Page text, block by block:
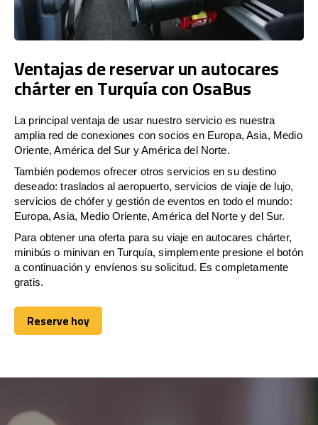
Ventajas de reservar un autocares
chárter en Turquía con OsaBus
La principal ventaja de usar nuestro servicio es nuestra
amplia red de conexiones con socios en Europa, Asia, Medio
Oriente, América del Sur y América del Norte.
También podemos ofrecer otros servicios en su destino
deseado: traslados al aeropuerto, servicios de viaje de lujo,
servicios de chófer y gestión de eventos en todo el mundo:
Europa, Asia, Medio Oriente, América del Norte y del Sur.
Para obtener una oferta para su viaje en autocares chárter,
minibús o minivan en Turquía, simplemente presione el botón
a continuación y envíenos su solicitud. Es completamente
gratis.
Reserve hoy
Reserve hoy